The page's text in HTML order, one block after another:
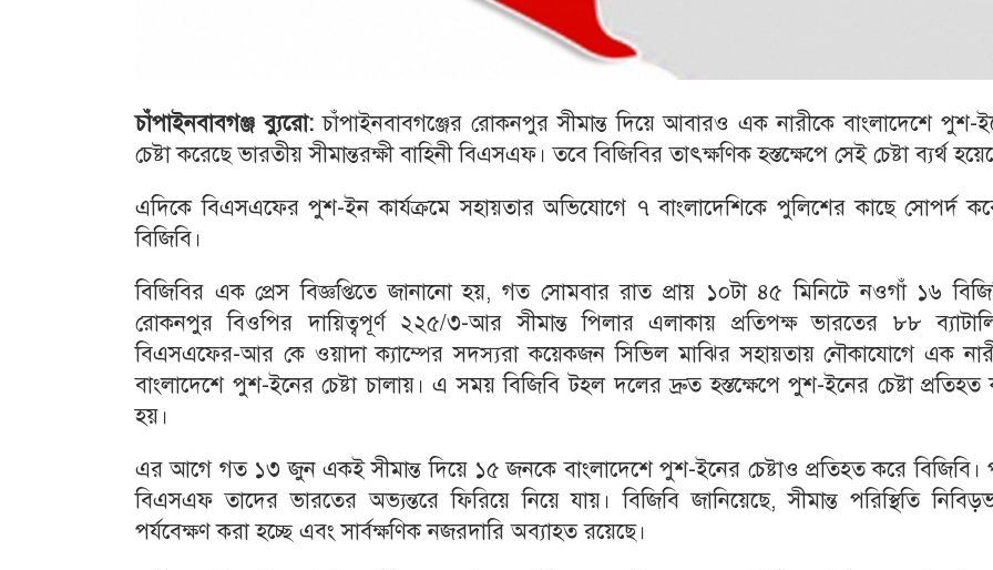
চাঁপাইনবাবগঞ্জ ব্যুরো:চাঁপাইনবাবগঞ্জের রোকনপুর সীমান্ত দিয়ে আবারও এক নারীকে বাংলাদেশে পুশ-
চেষ্টা করেছে ভারতীয় সীমান্তরক্ষী বাহিনী বিএসএফ। তবে বিজিবির তাৎক্ষণিক হস্তক্ষেপে সেই চেষ্টা ব্যর্থ
এদিকে বিএসএফের পুশ-ইন কার্যক্রমে সহায়তার অভিযোগে ৭ বাংলাদেশিকে পুলিশের কাছে সোপর্দ
বিজিবি।
বিজিবির এক প্রেস বিজ্ঞপ্তিতে জানানো হয়, গত সোমবার রাত প্রায় ১০টা ৪৫ মিনিটে নওগাঁ ১৬
রোকনপুর বিওপির দায়িত্বপূর্ণ ২২৫/৩-আর সীমান্ত পিলার এলাকায় প্রতিপক্ষ ভারতের ৮৮
বিএসএফের-আর কে ওয়াদা ক্যাম্পের সদস্যরা কয়েকজন সিভিল মাঝির সহায়তায় নৌকাযোগে এক
বাংলাদেশে পুশ-ইনের চেষ্টা চালায়। এ সময় বিজিবি টহল দলের দ্রুত হস্তক্ষেপে পুশ-ইনের চেষ্টা প্রতিহত
হয়।
এর আগে গত ১৩ জুন একই সীমান্ত দিয়ে ১৫ জনকে বাংলাদেশে পুশ-ইনের চেষ্টাও প্রতিহত করে বিজিবি।
বিএসএফ তাদের ভারতের অভ্যন্তরে ফিরিয়ে নিয়ে যায়। বিজিবি জানিয়েছে, সীমান্ত পরিস্থিতি
পর্যবেক্ষণ করা হচ্ছে এবং সার্বক্ষণিক নজরদারি অব্যাহত রয়েছে।